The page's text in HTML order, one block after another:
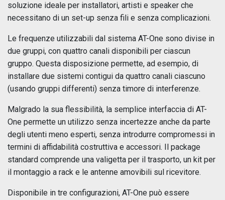
soluzione ideale per installatori, artisti e speaker che
necessitano di un set-up senza fili e senza complicazioni.
Le frequenze utilizzabili dal sistema AT-One sono divise in
due gruppi, con quattro canali disponibili per ciascun
gruppo. Questa disposizione permette, ad esempio, di
installare due sistemi contigui da quattro canali ciascuno
(usando gruppi differenti) senza timore di interferenze.
Malgrado la sua flessibilità, la semplice interfaccia di AT-
One permette un utilizzo senza incertezze anche da parte
degli utenti meno esperti, senza introdurre compromessi in
termini di affidabilità costruttiva e accessori. Il package
standard comprende una valigetta per il trasporto, un kit per
il montaggio a rack e le antenne amovibili sul ricevitore.
Disponibile in tre configurazioni, AT-One può essere